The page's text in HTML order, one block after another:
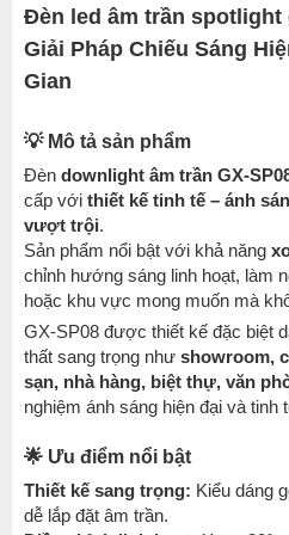
Đèn led âm trần spotlight
Giải Pháp Chiếu Sáng
Gian
💡 Mô tả sản phẩm
Đèn downlight âm trần GX-
cấp với thiết kế tinh tế – ánh
vượt trội.
Sản phẩm nổi bật với khả năng
chỉnh hướng sáng linh hoạt, làm
hoặc khu vực mong muốn mà
GX-SP08 được thiết kế đặc biệt
thất sang trọng như showroom,
sạn, nhà hàng, biệt thự, văn
nghiệm ánh sáng hiện đại và tinh
🌟 Ưu điểm nổi bật
Thiết kế sang trọng: Kiểu dáng
dễ lắp đặt âm trần.